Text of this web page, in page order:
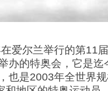
尔兰举行的第11届
办的特奥会，它是
也是2003年全世界